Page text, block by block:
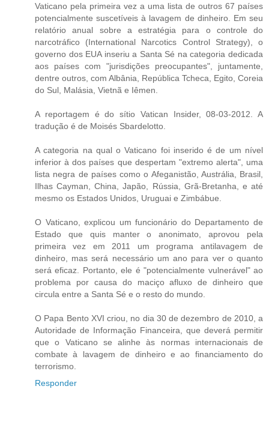
Vaticano pela primeira vez a uma lista de outros 67 países
potencialmente suscetíveis à lavagem de dinheiro. Em seu
relatório anual sobre a estratégia para o controle do
narcotráfico (International Narcotics Control Strategy), o
governo dos EUA inseriu a Santa Sé na categoria dedicada
aos países com "jurisdições preocupantes", juntamente,
dentre outros, com Albânia, República Tcheca, Egito, Coreia
do Sul, Malásia, Vietnã e Iêmen.
A reportagem é do sítio Vatican Insider, 08-03-2012. A
tradução é de Moisés Sbardelotto.
A categoria na qual o Vaticano foi inserido é de um nível
inferior à dos países que despertam "extremo alerta", uma
lista negra de países como o Afeganistão, Austrália, Brasil,
Ilhas Cayman, China, Japão, Rússia, Grã-Bretanha, e até
mesmo os Estados Unidos, Uruguai e Zimbábue.
O Vaticano, explicou um funcionário do Departamento de
Estado que quis manter o anonimato, aprovou pela
primeira vez em 2011 um programa antilavagem de
dinheiro, mas será necessário um ano para ver o quanto
será eficaz. Portanto, ele é "potencialmente vulnerável" ao
problema por causa do maciço afluxo de dinheiro que
circula entre a Santa Sé e o resto do mundo.
O Papa Bento XVI criou, no dia 30 de dezembro de 2010, a
Autoridade de Informação Financeira, que deverá permitir
que o Vaticano se alinhe às normas internacionais de
combate à lavagem de dinheiro e ao financiamento do
terrorismo.
Responder